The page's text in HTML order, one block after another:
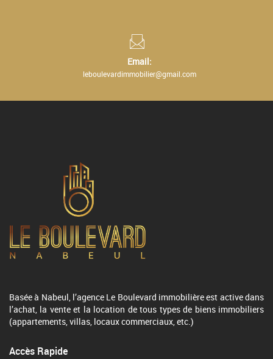
Email:
leboulevardimmobilier@gmail.com
Basée à Nabeul, l’agence Le Boulevard immobilière est active dans
l’achat, la vente et la location de tous types de biens immobiliers
(appartements, villas, locaux commerciaux, etc.)
Accès Rapide